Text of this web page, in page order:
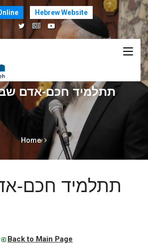
Hebrew Website
תתלמיד חכם-אדם
Home
תתלמיד חכם-
Back to Main Page